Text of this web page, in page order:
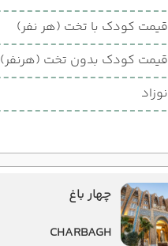
قیمت کودک با تخت (هر نفر)
قیمت کودک بدون تخت (هرنفر)
نوزاد
چهار باغ
CHARBAGH